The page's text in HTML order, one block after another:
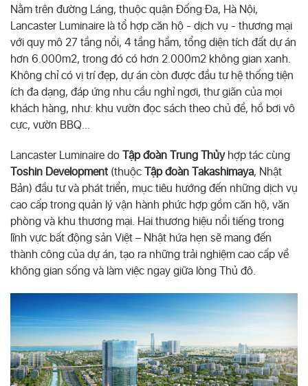
Nằm trên đường Láng, thuộc quận Đống Đa, Hà Nội,
Lancaster Luminaire là tổ hợp căn hộ - dịch vụ - thương mại
với quy mô 27 tầng nổi, 4 tầng hầm, tổng diện tích đất dự án
hơn 6.000m2, trong đó có hơn 2.000m2 không gian xanh.
Không chỉ có vị trí đẹp, dự án còn được đầu tư hệ thống tiện
ích đa dạng, đáp ứng nhu cầu nghỉ ngơi, thư giãn của mọi
khách hàng, như: khu vườn đọc sách theo chủ đề, hồ bơi vô
cực, vườn BBQ...
Lancaster Luminaire doTập đoàn Trung Thủyhợp tác cùng
Toshin Development (thuộcTập đoàn Takashimaya, Nhật
Bản) đầu tư và phát triển, mục tiêu hướng đến những dịch vụ
cao cấp trong quản lý vận hành phức hợp gồm căn hộ, văn
phòng và khu thương mại. Hai thương hiệu nổi tiếng trong
lĩnh vực bất động sản Việt – Nhật hứa hẹn sẽ mang đến
thành công của dự án, tạo ra những trải nghiệm cao cấp về
không gian sống và làm việc ngay giữa lòng Thủ đô.